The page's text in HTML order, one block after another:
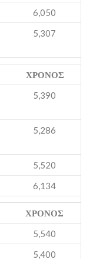
6,050
5,307
ΧΡΟΝΟΣ
5,390
5,286
5,520
6,134
ΧΡΟΝΟΣ
5,540
5,400